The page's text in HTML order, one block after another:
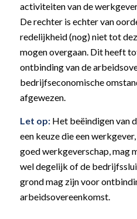
activiteiten van de
De rechter is echter van
redelijkheid (nog) niet tot
mogen overgaan. Dit heeft
ontbinding van de
bedrijfseconomische
afgewezen.
Let op: Het beëindigen van
een keuze die een
goed werkgeverschap, mag
wel degelijk of de
grond mag zijn voor
arbeidsovereenkomst.